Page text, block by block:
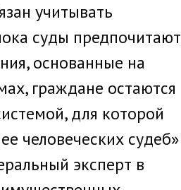
учитывать
суды предпочитают
основанные на
граждане остаются
для которой
человеческих судеб»
эксперт в